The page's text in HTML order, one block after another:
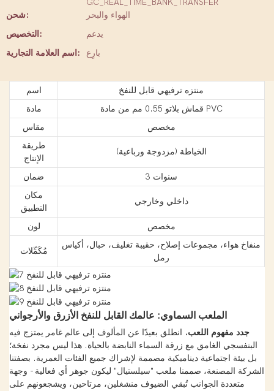
GC_REAL_TIME_BANK_TRANSFER
شحن:
الهواء والبحر
التخصيص:
يدعم
اسم العلامة التجارية:
بارِع
اسم
منتزه ترفيهي قابل للنفخ
مادة
قماش بلاتو 0.55 مم من مادة PVC
مقاس
مخصص
طريقة
الإنتاج
الخياطة (مزدوجة ورباعية)
ضمان
3 سنوات
مكان
التطبيق
داخلي وخارجي
لون مخصص
مُكَمِّلات
منفاخ هواء، مجموعات إصلاح، حقيبة تغليف، حبال، أكياس
رمل
الملعب السماوي: عالمك القابل للنفخ الأزرق والأرجواني
جدد مفهوم اللعب. انطلق بعيدًا عن المألوف إلى عالم غامر يمتزج فيه
البنفسجي الغامق مع زرقة السماء النابضة بالحياة. هذا ليس مجرد نفخة؛
بل بيئة اجتماعية ديناميكية مصممة لإشراك جميع الفئات العمرية. بصفتنا
الشركة المصنعة، صممنا ملعب "سيلستيال" ليكون جوهر أي فعالية - وجهة
متعددة الجوانب تُبقي الضيوف منشغلين، مرتاحين، ويشجعونهم على